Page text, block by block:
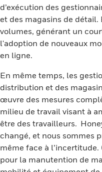
d’exécution des
et des magasins de
volumes, générant un
l'adoption de nouveaux
en ligne.
En même temps, les
distribution et des
œuvre des mesures
milieu de travail visant à
être des travailleurs.
changé, et nous sommes
même face à
pour la manutention de